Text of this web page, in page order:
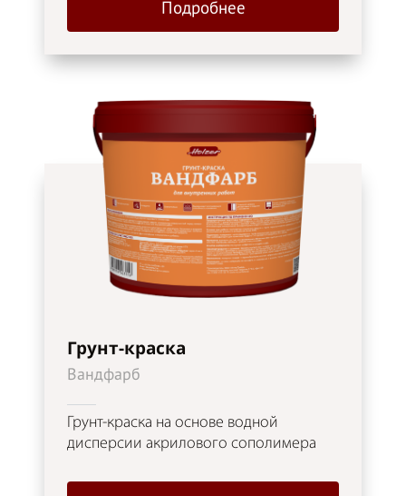
Подробнее
Грунт-краска
Вандфарб
Грунт-краска на основе водной
дисперсии акрилового сополимера